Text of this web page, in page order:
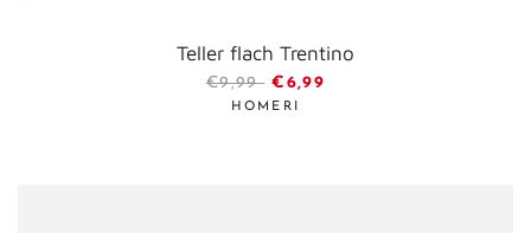
Teller flach Trentino
SONDERPREIS
€9,99 €6,99
HOMERI